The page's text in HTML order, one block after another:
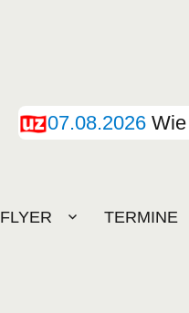
07.08.2026Wie
FLYER TERMINE